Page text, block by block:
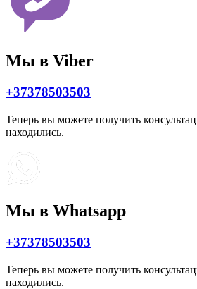
Мы в Viber
+37378503503
Теперь вы можете получить
находились.
Мы в Whatsapp
+37378503503
Теперь вы можете получить
находились.